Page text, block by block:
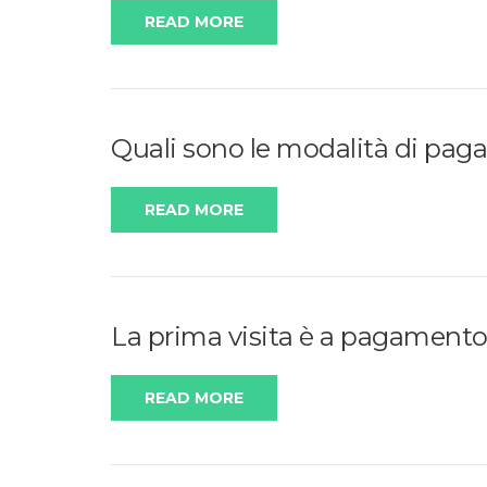
READ MORE
Quali sono le modalità di
READ MORE
La prima visita è a pagamento
READ MORE